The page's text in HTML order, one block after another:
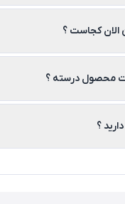
الان کجاست ؟
محصول درسته ؟
؟